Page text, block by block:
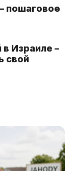
пошаговое
Израиле –
свой